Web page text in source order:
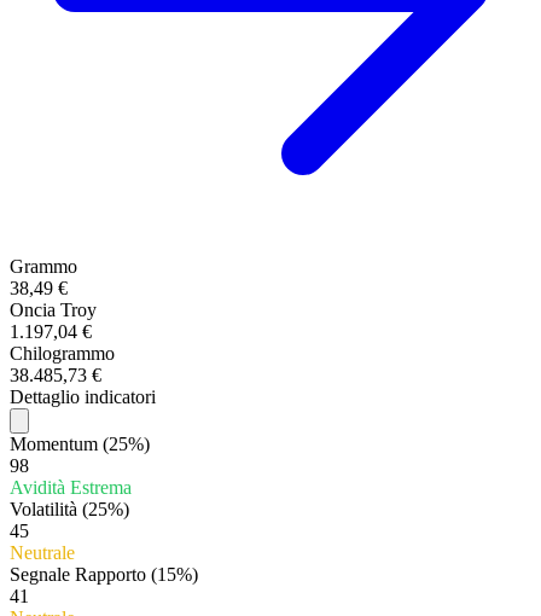
Grammo
38,49 €
Oncia Troy
1.197,04 €
Chilogrammo
38.485,73 €
Dettaglio indicatori
Momentum (25%)
98
Avidità Estrema
Volatilità (25%)
45
Neutrale
Segnale Rapporto (15%)
41